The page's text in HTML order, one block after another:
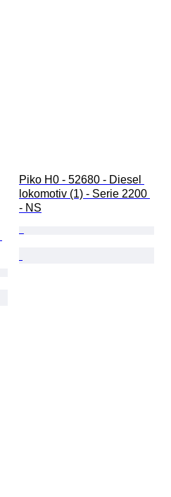
Piko H0 - 52680 - Diesel
lokomotiv (1) - Serie 2200
- NS